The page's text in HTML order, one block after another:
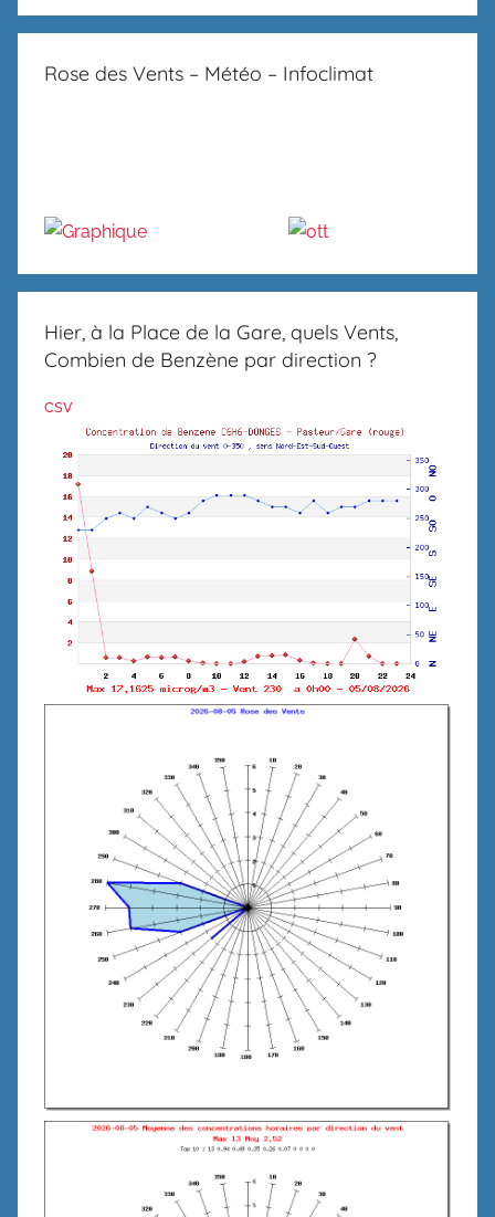
Rose des Vents – Météo – Infoclimat
Hier, à la Place de la Gare, quels Vents,
Combien de Benzène par direction ?
csv